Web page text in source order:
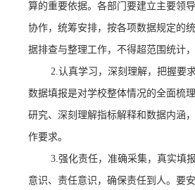
算的重要依据。各部门要建立主要领
协作，统筹安排，按各项数据规定的
据排查与整理工作，不得超范围统计
2.认真学习，深刻理解，把握要
数据填报是对学校整体情况的全面梳
研究、深刻理解指标解释和数据内涵
作要求。
3.强化责任，准确采集，真实填
意识、责任意识，确保责任到人。要